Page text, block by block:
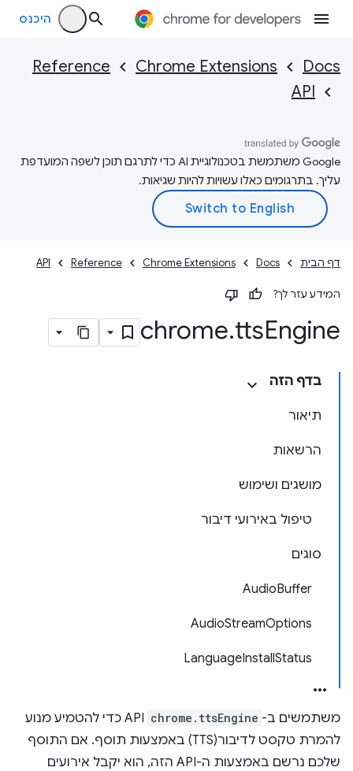
היכנס
Docs
Chrome Extensions
Reference
API
‫Google משתמשת בטכנולוגיית AI כדי לתרגם תוכן לשפה המועדפת
עליך. בתרגומים כאלו עשויות להיות שגיאות.
דף הבית Docs
Chrome Extensions
Reference
API
המידע עזר לך?
chrome.ttsEngine
בדף הזה
תיאור
הרשאות
מושגים ושימוש
טיפול באירועי דיבור
סוגים
AudioBuffer
AudioStreamOptions
LanguageInstallStatus
משתמשים ב- chrome.ttsEngine
API כדי להטמיע מנוע
להמרת טקסט לדיבור(TTS) באמצעות תוסף. אם התוסף
שלכם נרשם באמצעות ה-API הזה, הוא יקבל אירועים